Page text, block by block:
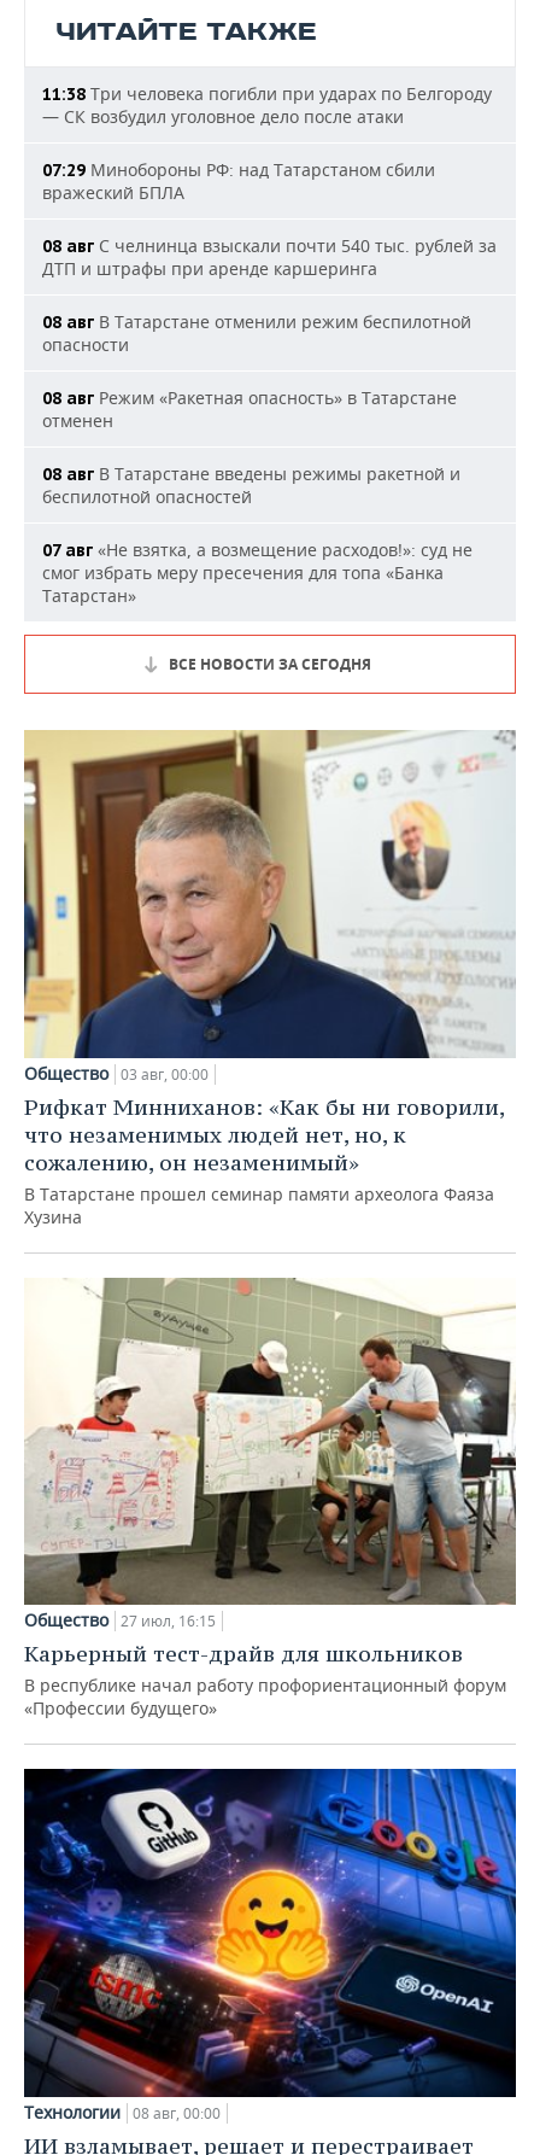
ЧИТАЙТЕ ТАКЖЕ
11:38 Три человека погибли при ударах по Белгороду
— СК возбудил уголовное дело после атаки
07:29 Минобороны РФ: над Татарстаном сбили
вражеский БПЛА
08 авг С челнинца взыскали почти 540 тыс. рублей за
ДТП и штрафы при аренде каршеринга
08 авг В Татарстане отменили режим беспилотной
опасности
08 авг Режим «Ракетная опасность» в Татарстане
отменен
08 авг В Татарстане введены режимы ракетной и
беспилотной опасностей
07 авг «Не взятка, а возмещение расходов!»: суд не
смог избрать меру пресечения для топа «Банка
Татарстан»
ВСЕ НОВОСТИ ЗА СЕГОДНЯ
Общество 03 авг, 00:00
Рифкат Минниханов: «Как бы ни говорили,
что незаменимых людей нет, но, к
сожалению, он незаменимый»
В Татарстане прошел семинар памяти археолога Фаяза
Хузина
Общество 27 июл, 16:15
Карьерный тест-драйв для школьников
В республике начал работу профориентационный форум
«Профессии будущего»
Технологии 08 авг, 00:00
ИИ взламывает, решает и перестраивает